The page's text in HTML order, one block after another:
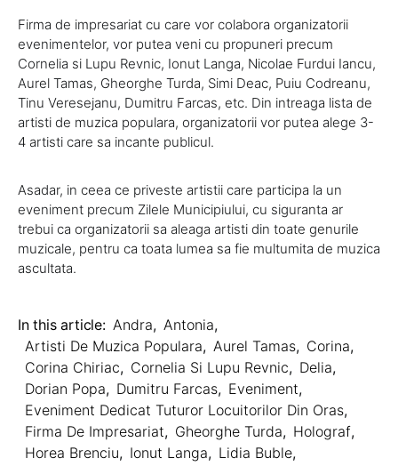
Firma de impresariat cu care vor colabora organizatorii
evenimentelor, vor putea veni cu propuneri precum
Cornelia si Lupu Revnic, Ionut Langa, Nicolae Furdui Iancu,
Aurel Tamas, Gheorghe Turda, Simi Deac, Puiu Codreanu,
Tinu Veresejanu, Dumitru Farcas, etc. Din intreaga lista de
artisti de muzica populara, organizatorii vor putea alege 3-
4 artisti care sa incante publicul.
Asadar, in ceea ce priveste artistii care participa la un
eveniment precum Zilele Municipiului, cu siguranta ar
trebui ca organizatorii sa aleaga artisti din toate genurile
muzicale, pentru ca toata lumea sa fie multumita de muzica
ascultata.
In this article: Andra, Antonia,
Artisti De Muzica Populara, Aurel Tamas, Corina,
Corina Chiriac, Cornelia Si Lupu Revnic, Delia,
Dorian Popa, Dumitru Farcas, Eveniment,
Eveniment Dedicat Tuturor Locuitorilor Din Oras,
Firma De Impresariat, Gheorghe Turda, Holograf,
Horea Brenciu, Ionut Langa, Lidia Buble,